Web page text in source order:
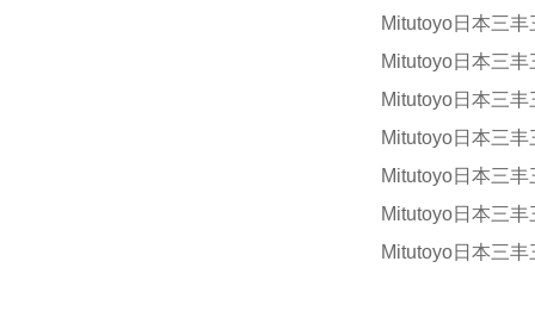
Mitutoyo日本三
Mitutoyo日本三
Mitutoyo日本三
Mitutoyo日本三
Mitutoyo日本三
Mitutoyo日本三
Mitutoyo日本三